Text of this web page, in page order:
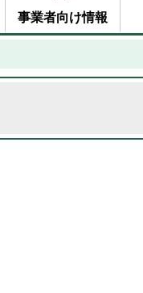
事業者向け情報